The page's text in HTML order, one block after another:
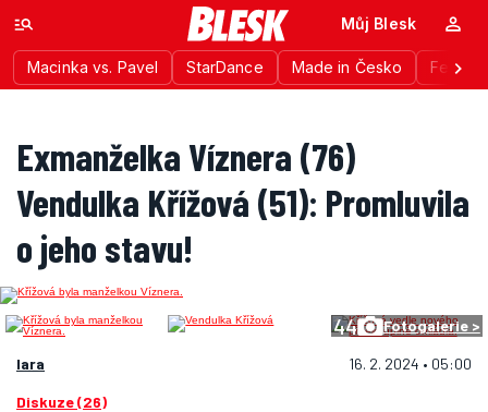
Macinka vs. Pavel StarDance Made in Česko
Můj Blesk
Exmanželka Víznera (76)
Vendulka Křížová (51): Promluvila
o jeho stavu!
44 Fotogalerie >
lara 16. 2. 2024 • 05:00
Diskuze (26)